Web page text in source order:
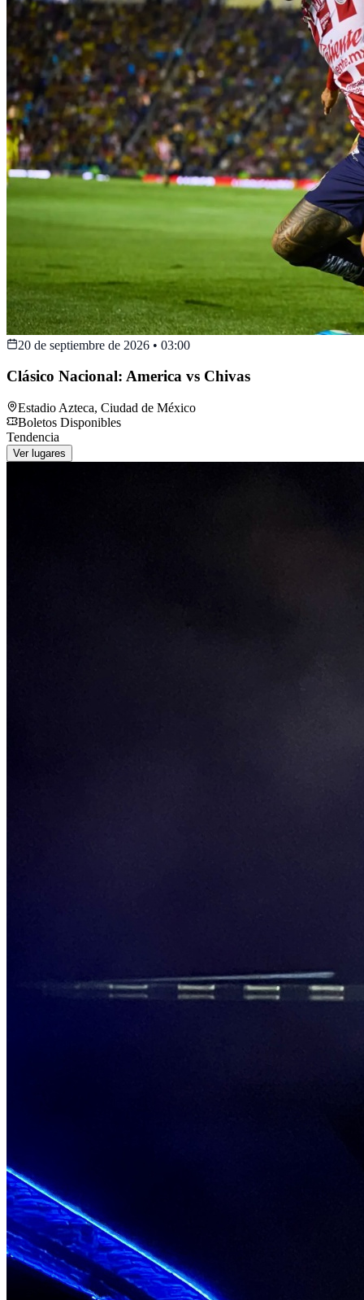
20 de septiembre de 2026 • 03:00
Clásico Nacional: America vs Chivas
Estadio Azteca, Ciudad de México
Boletos Disponibles
Tendencia
Ver lugares